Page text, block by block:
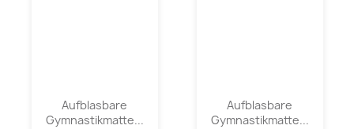
Aufblasbare
Gymnastikmatte...
Aufblasbare
Gymnastikmatte...